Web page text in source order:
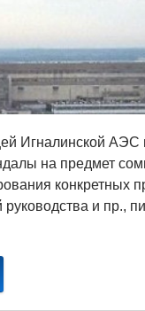
Игналинской АЭС
на предмет
конкретных
руководства и пр.,